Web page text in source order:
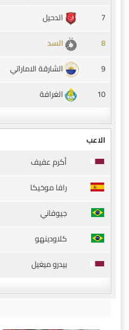
7
الدحيل
8
السد
9
الشارقة الاماراتي
10
الغرافة
الاعب
أكرم عفيف
رافا موخيكا
جيوفاني
كلاودينهو
بيدرو ميغيل